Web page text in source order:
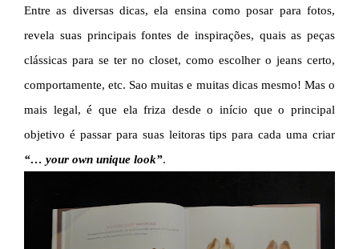
Entre as diversas dicas, ela ensina como posar para fotos,
revela suas principais fontes de inspirações, quais as peças
clássicas para se ter no closet, como escolher o jeans certo,
comportamente, etc. Sao muitas e muitas dicas mesmo! Mas o
mais legal, é que ela friza desde o início que o principal
objetivo é passar para suas leitoras tips para cada uma criar
“… your own unique look”.